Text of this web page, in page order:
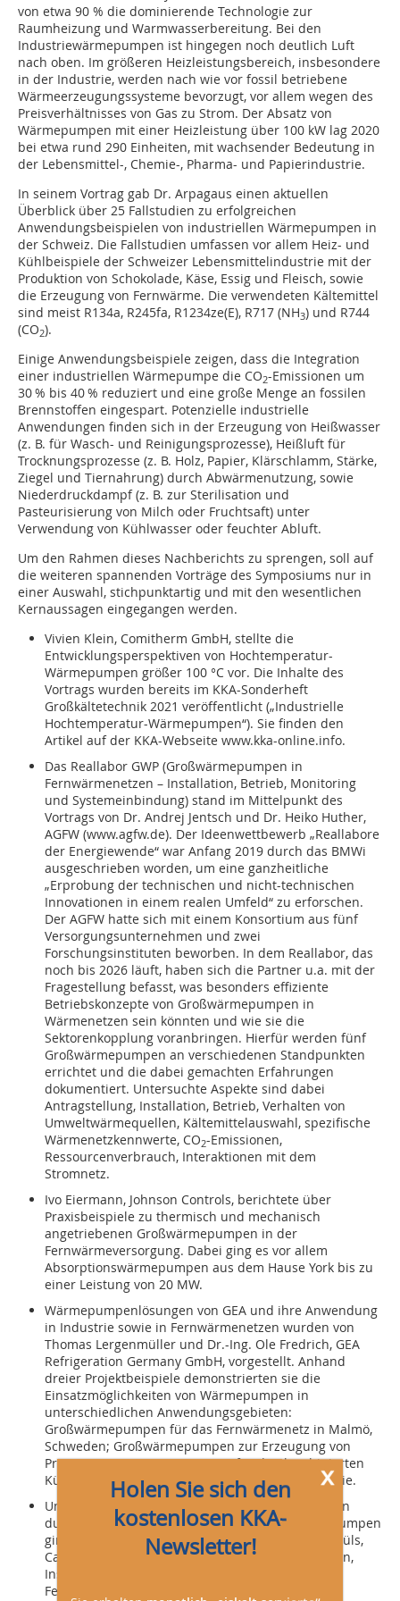
von etwa 90 % die dominierende Technologie zur
Raumheizung und Warmwasserbereitung. Bei den
Industriewärmepumpen ist hingegen noch deutlich Luft
nach oben. Im größeren Heizleistungsbereich, insbesondere
in der Industrie, werden nach wie vor fossil betriebene
Wärmeerzeugungssysteme bevorzugt, vor allem wegen des
Preisverhältnisses von Gas zu Strom. Der Absatz von
Wärmepumpen mit einer Heizleistung über 100 kW lag 2020
bei etwa rund 290 Einheiten, mit wachsender Bedeutung in
der Lebensmittel-, Chemie-, Pharma- und Papierindustrie.
In seinem Vortrag gab Dr. Arpagaus einen aktuellen
Überblick über 25 Fallstudien zu erfolgreichen
Anwendungsbeispielen von industriellen Wärmepumpen in
der Schweiz. Die Fallstudien umfassen vor allem Heiz- und
Kühlbeispiele der Schweizer Lebensmittelindustrie mit der
Produktion von Schokolade, Käse, Essig und Fleisch, sowie
die Erzeugung von Fernwärme. Die verwendeten Kältemittel
sind meist R134a, R245fa, R1234ze(E), R717 (NH3) und R744
(CO2).
Einige Anwendungsbeispiele zeigen, dass die Integration
einer industriellen Wärmepumpe die CO2-Emissionen um
30 % bis 40 % reduziert und eine große Menge an fossilen
Brennstoffen eingespart. Potenzielle industrielle
Anwendungen finden sich in der Erzeugung von Heißwasser
(z. B. für Wasch- und Reinigungsprozesse), Heißluft für
Trocknungsprozesse (z. B. Holz, Papier, Klärschlamm, Stärke,
Ziegel und Tiernahrung) durch Abwärmenutzung, sowie
Niederdruckdampf (z. B. zur Sterilisation und
Pasteurisierung von Milch oder Fruchtsaft) unter
Verwendung von Kühlwasser oder feuchter Abluft.
Um den Rahmen dieses Nachberichts zu sprengen, soll auf
die weiteren spannenden Vorträge des Symposiums nur in
einer Auswahl, stichpunktartig und mit den wesentlichen
Kernaussagen eingegangen werden.
Vivien Klein, Comitherm GmbH, stellte die
Entwicklungsperspektiven von Hochtemperatur-
Wärmepumpen größer 100 °C vor. Die Inhalte des
Vortrags wurden bereits im KKA-Sonderheft
Großkältetechnik 2021 veröffentlicht („Industrielle
Hochtemperatur-Wärmepumpen“). Sie finden den
Artikel auf der KKA-Webseite www.kka-online.info.
Das Reallabor GWP (Großwärmepumpen in
Fernwärmenetzen – Installation, Betrieb, Monitoring
und Systemeinbindung) stand im Mittelpunkt des
Vortrags von Dr. Andrej Jentsch und Dr. Heiko Huther,
AGFW (www.agfw.de). Der Ideenwettbewerb „Reallabore
der Energiewende“ war Anfang 2019 durch das BMWi
ausgeschrieben worden, um eine ganzheitliche
„Erprobung der technischen und nicht-technischen
Innovationen in einem realen Umfeld“ zu erforschen.
Der AGFW hatte sich mit einem Konsortium aus fünf
Versorgungsunternehmen und zwei
Forschungsinstituten beworben. In dem Reallabor, das
noch bis 2026 läuft, haben sich die Partner u.a. mit der
Fragestellung befasst, was besonders effiziente
Betriebskonzepte von Großwärmepumpen in
Wärmenetzen sein könnten und wie sie die
Sektorenkopplung voranbringen. Hierfür werden fünf
Großwärmepumpen an verschiedenen Standpunkten
errichtet und die dabei gemachten Erfahrungen
dokumentiert. Untersuchte Aspekte sind dabei
Antragstellung, Installation, Betrieb, Verhalten von
Umweltwärmequellen, Kältemittel­auswahl, spezifische
Wärmenetzkennwerte, CO2-Emissionen,
Ressourcenverbrauch, Interaktionen mit dem
Stromnetz.
Ivo Eiermann, Johnson Controls, berichtete über
Praxisbeispiele zu thermisch und mechanisch
angetriebenen Großwärmepumpen in der
Fernwärmeversorgung. Dabei ging es vor allem
Absorptionswärmepumpen aus dem Hause York bis zu
einer Leistung von 20 MW.
Wärmepumpenlösungen von GEA und ihre Anwendung
in Industrie sowie in Fernwärmenetzen wurden von
Thomas Lergenmüller und Dr.-Ing. Ole Fredrich, GEA
Refrigeration Germany GmbH, vorgestellt. Anhand
dreier Projektbeispiele demonstrierten sie die
Einsatzmöglichkeiten von Wärmepumpen in
unterschiedlichen Anwendungsgebieten:
Großwärmepumpen für das Fernwärmenetz in Malmö,
Schweden; Großwärmepumpen zur Erzeugung von
Prozesswärme; Wärmepumpen für den kombinierten
Kühl- und Heizbetrieb in der Lebensmittelindustrie.
Um die Leistungssteigerung von Fernwärmenetzen
durch thermisch angetriebene Sorptionswärmepumpen
ging es im Vortrag von Stefan Petersen, Walther Hüls,
Carsten Hausherr und Jan Albers von der TU Berlin,
Institut für Energietechnik. In Nah- und
Fernwärmenetzen werden u. a.
x
Holen Sie sich den
kostenlosen KKA-
Newsletter!